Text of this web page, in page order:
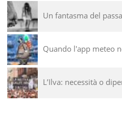
Un fantasma del
Quando l'app meteo
L’Ilva: necessità o